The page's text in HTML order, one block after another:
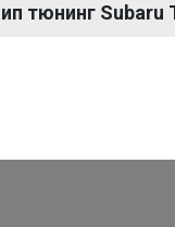
тюнинг Subaru